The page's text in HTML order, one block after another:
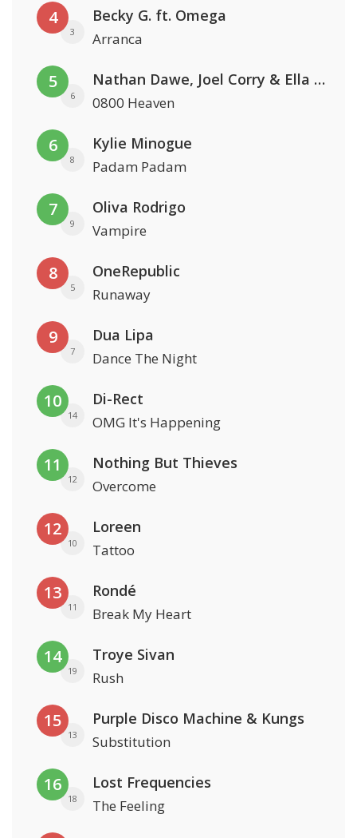
4
3
Becky G. ft. Omega
Arranca
5
6
Nathan Dawe, Joel Corry & Ella Henderson
0800 Heaven
6
8
Kylie Minogue
Padam Padam
7
9
Oliva Rodrigo
Vampire
8
5
OneRepublic
Runaway
9
7
Dua Lipa
Dance The Night
10
14
Di-Rect
OMG It's Happening
11
12
Nothing But Thieves
Overcome
12
10
Loreen
Tattoo
13
11
Rondé
Break My Heart
14
19
Troye Sivan
Rush
15
13
Purple Disco Machine & Kungs
Substitution
16
18
Lost Frequencies
The Feeling